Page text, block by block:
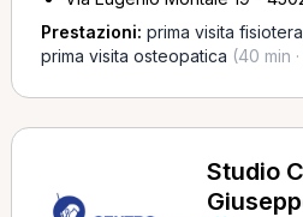
Prestazioni: prima visita
prima visita osteopatica (40 min
Studio